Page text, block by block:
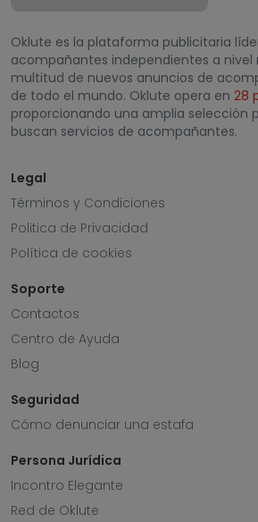
Oklute es la plataforma publicitaria
acompañantes independientes a nivel
multitud de nuevos anuncios de
de todo el mundo. Oklute opera en 28
proporcionando una amplia selección
buscan servicios de acompañantes.
Legal
Términos y Condiciones
Politica de Privacidad
Política de cookies
Soporte
Contactos
Centro de Ayuda
Blog
Seguridad
Cómo denunciar una estafa
Persona Jurídica
Incontro Elegante
Red de Oklute